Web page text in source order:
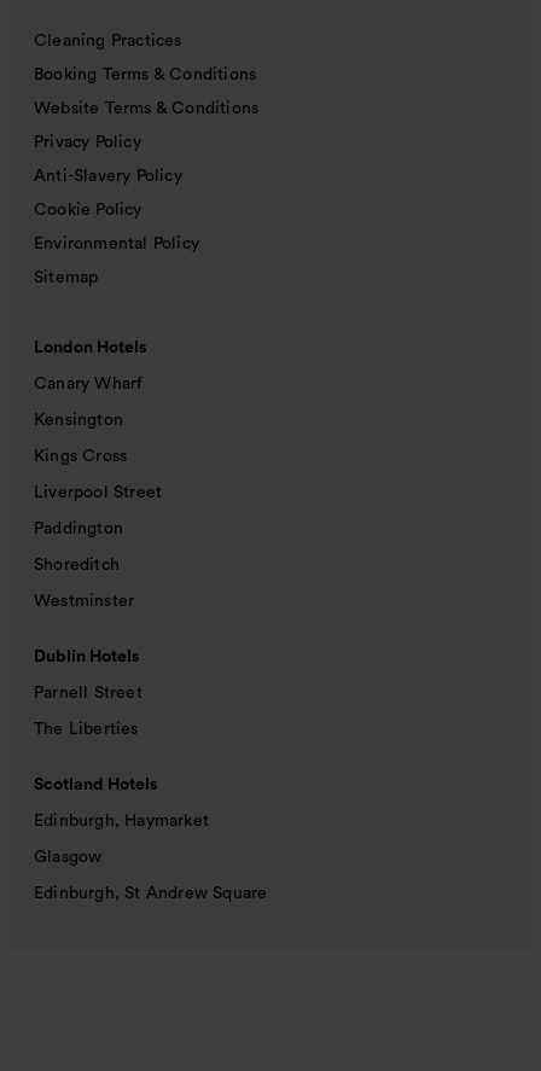
Cleaning Practices
Booking Terms & Conditions
Website Terms & Conditions
Privacy Policy
Anti-Slavery Policy
Cookie Policy
Environmental Policy
Sitemap
London Hotels
Canary Wharf
Kensington
Kings Cross
Liverpool Street
Paddington
Shoreditch
Westminster
Dublin Hotels
Parnell Street
The Liberties
Scotland Hotels
Edinburgh, Haymarket
Glasgow
Edinburgh, St Andrew Square